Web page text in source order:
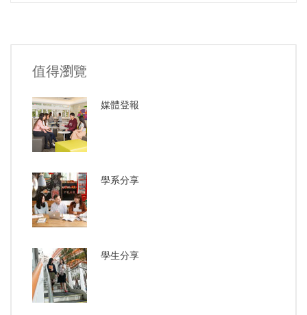
值得瀏覽
媒體登報
學系分享
學生分享